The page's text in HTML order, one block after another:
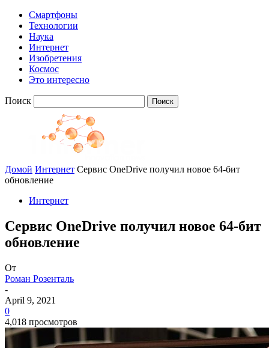
Смартфоны
Технологии
Наука
Интернет
Изобретения
Космос
Это интересно
Поиск
Домой Интернет Сервис OneDrive получил новое 64-бит
обновление
Интернет
Сервис OneDrive получил новое 64-бит
обновление
От
Роман Розенталь
-
April 9, 2021
0
4,018 просмотров